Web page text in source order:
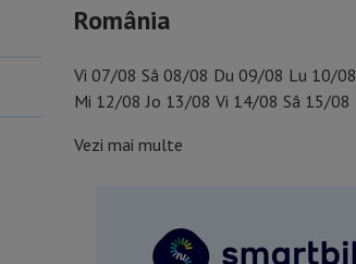
România
Vi 07/08 Sâ 08/08 Du 09/08 Lu 10/08
Mi 12/08 Jo 13/08 Vi 14/08 Sâ 15/08
Vezi mai multe